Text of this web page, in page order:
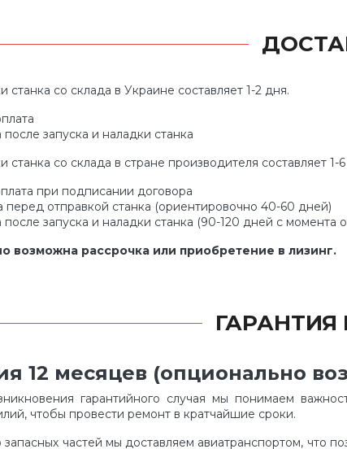
станка со склада в Украине составляет 1-2 дня.
после запуска и наладки станка
станка со склада в стране производителя составляет
при подписании договора
перед отправкой станка (ориентировочно 40-60 дней)
после запуска и наладки станка (90-120 дней с момента
возможна рассрочка или приобретение в лизинг.
12 месяцев (опционально
гарантийного случая мы понимаем
чтобы провести ремонт в кратчайшие сроки.
запасных частей мы доставляем авиатранспортом, что